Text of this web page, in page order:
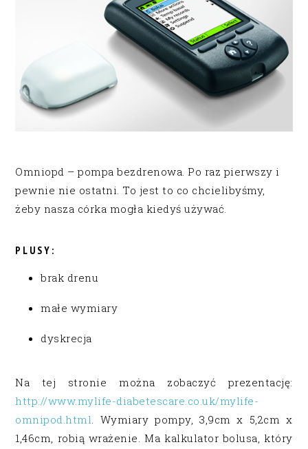
Omniopd – pompa bezdrenowa. Po raz pierwszy i
pewnie nie ostatni. To jest to co chcielibyśmy,
żeby nasza córka mogła kiedyś używać.
PLUSY:
brak drenu
małe wymiary
dyskrecja
Na tej stronie można zobaczyć prezentację:
http://www.mylife-diabetescare.co.uk/mylife-
omnipod.html. Wymiary pompy, 3,9cm x 5,2cm x
1,46cm, robią wrażenie. Ma kalkulator bolusa, który